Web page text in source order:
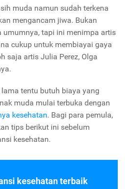
muda namun sudah terkena
mengancam jiwa. Bukan
umumnya, tapi ini menimpa artis
cukup untuk membiayai gaya
saja artis Julia Perez, Olga
tentu butuh biaya yang
muda mulai terbuka dengan
kesehatan. Bagi para pemula,
tips berikut ini sebelum
kesehatan.
kesehatan terbaik